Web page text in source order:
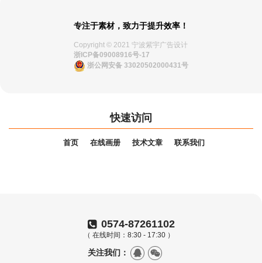
专注于素材，致力于提升效率！
Copyright © 2021 宁波紫宇广告设计
浙ICP备09008916号-17
浙公网安备 33020502000431号
快速访问
首页 在线画册 技术文章 联系我们
0574-87261102
（ 在线时间：8:30 - 17:30 ）
关注我们：